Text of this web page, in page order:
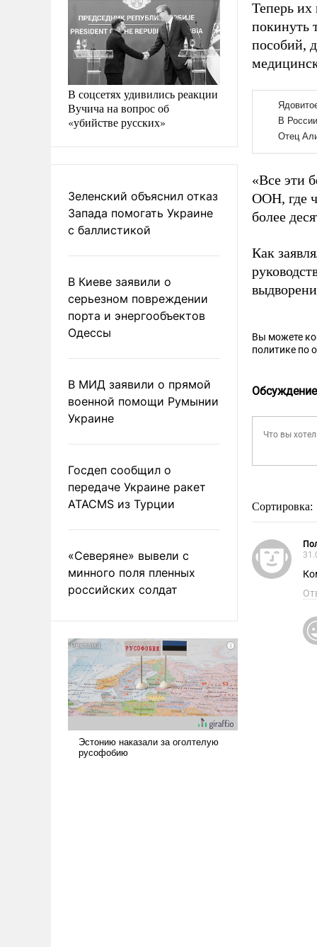
В соцсетях удивились реакции
Вучича на вопрос об
«убийстве русских»
Зеленский объяснил отказ
Запада помогать Украине
с баллистикой
В Киеве заявили о
серьезном повреждении
порта и энергообъектов
Одессы
В МИД заявили о прямой
военной помощи Румынии
Украине
Госдеп сообщил о
передаче Украине ракет
ATACMS из Турции
«Северяне» вывели с
минного поля пленных
российских солдат
Теперь
покинуть
пособий,
«Все эти
ООН, где
более
Как
Вы можете
политике по
Сортировка: